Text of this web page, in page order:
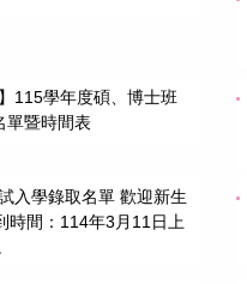
115學年度碩、博士班
單暨時間表
入學錄取名單 歡迎新生
時間：114年3月11日上